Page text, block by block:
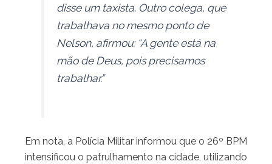
disse um taxista. Outro colega, que
trabalhava no mesmo ponto de
Nelson, afirmou: “A gente está na
mão de Deus, pois precisamos
trabalhar.”
Em nota, a Polícia Militar informou que o 26º BPM
intensificou o patrulhamento na cidade, utilizando